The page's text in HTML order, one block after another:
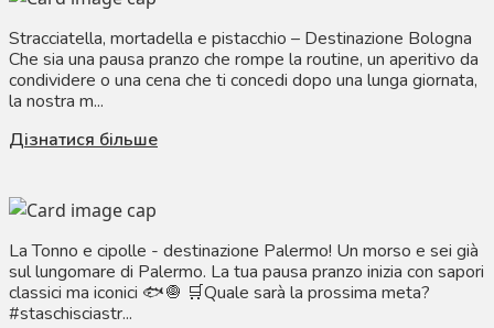
Stracciatella, mortadella e pistacchio – Destinazione Bologna
Che sia una pausa pranzo che rompe la routine, un aperitivo da
condividere o una cena che ti concedi dopo una lunga giornata,
la nostra m...
Дізнатися більше
La Tonno e cipolle - destinazione Palermo! Un morso e sei già
sul lungomare di Palermo. La tua pausa pranzo inizia con sapori
classici ma iconici 🐟🧅 🛒Quale sarà la prossima meta?
#staschisciastr...